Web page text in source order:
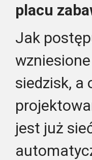
placu
Jak
siedzisk, a
jest już